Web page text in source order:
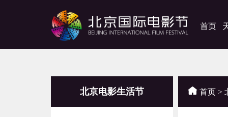
首页
北京电影生活节 首页 >